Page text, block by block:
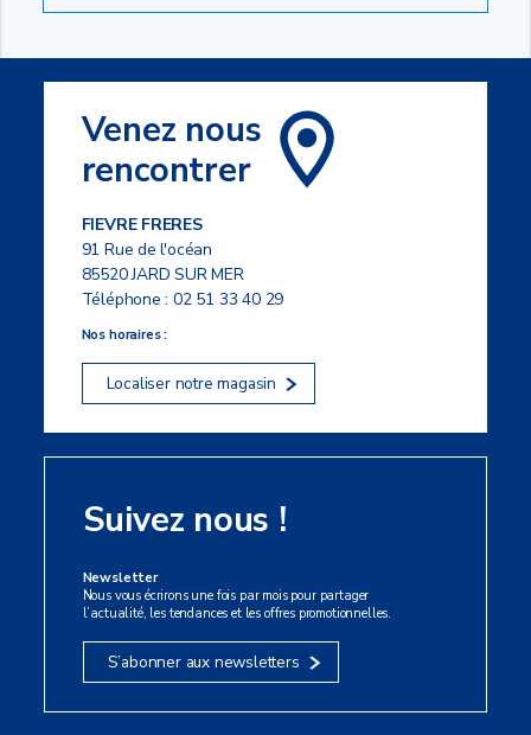
Venez nous
rencontrer
FIEVRE FRERES
91 Rue de l'océan
85520 JARD SUR MER
Téléphone :02 51 33 40 29
Nos horaires :
Localiser notre magasin
Suivez nous !
Newsletter
Nous vous écrirons une fois par mois pour partager
l’actualité, les tendances et les offres promotionnelles.
S’abonner aux newsletters